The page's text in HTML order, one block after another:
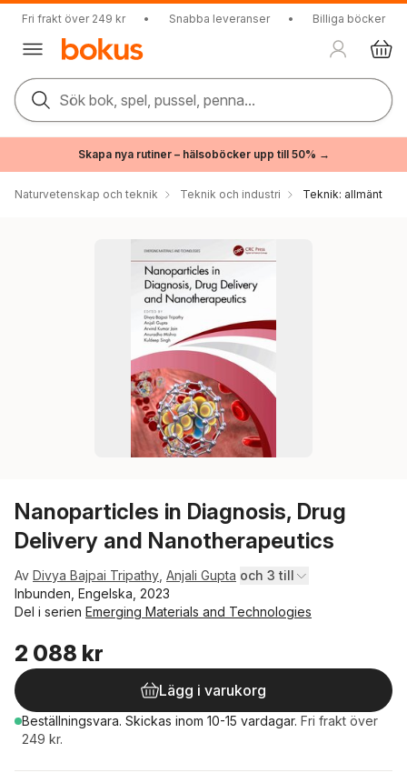
Fri frakt över 249 kr • Snabba leveranser • Billiga böcker
Sök bok, spel, pussel, penna...
Skapa nya rutiner – hälsoböcker upp till 50% →
Naturvetenskap och teknik Teknik och industri Teknik: allmänt
Nanoparticles in Diagnosis, Drug
Delivery and Nanotherapeutics
Av Divya Bajpai Tripathy Anjali Gupta och 3 till
Inbunden, Engelska, 2023
Del i serien Emerging Materials and Technologies
2 088 kr
Lägg i varukorg
Beställningsvara. Skickas inom 10-15 vardagar. Fri frakt över
249 kr.